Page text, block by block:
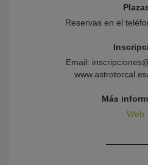
Reservas en el
Email:
Más
Web